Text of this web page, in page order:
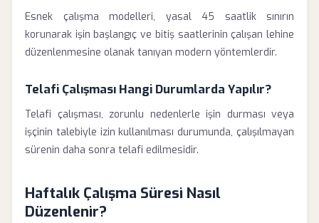
Esnek çalışma modelleri, yasal 45 saatlik sınırın
korunarak işin başlangıç ve bitiş saatlerinin çalışan lehine
düzenlenmesine olanak tanıyan modern yöntemlerdir.
Telafi Çalışması Hangi Durumlarda Yapılır?
Telafi çalışması, zorunlu nedenlerle işin durması veya
işçinin talebiyle izin kullanılması durumunda, çalışılmayan
sürenin daha sonra telafi edilmesidir.
Haftalık Çalışma Süresi Nasıl
Düzenlenir?